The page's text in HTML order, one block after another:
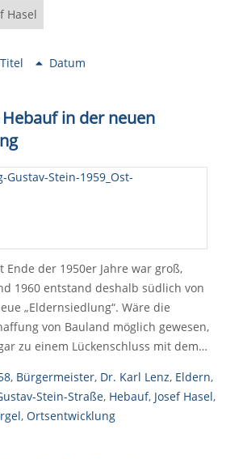
Hasel
Titel Datum
Hebauf in der neuen
Ende der 1950er Jahre war groß,
1960 entstand deshalb südlich von
„Eldernsiedlung“. Wäre die
von Bauland möglich gewesen,
zu einem Lückenschluss mit dem…
, Bürgermeister, Dr. Karl Lenz, Eldern,
Stein-Straße, Hebauf, Josef Hasel,
, Ortsentwicklung